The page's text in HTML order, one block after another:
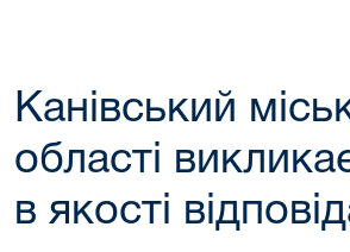
Канівський
області
в якості